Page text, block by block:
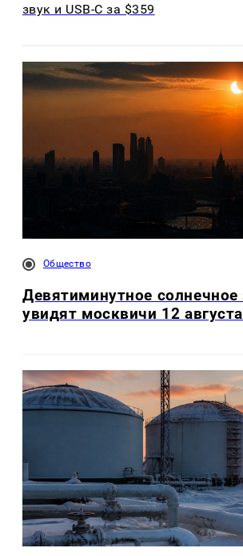
звук и USB-C за $359
Общество
Девятиминутное солнечное
увидят москвичи 12 августа